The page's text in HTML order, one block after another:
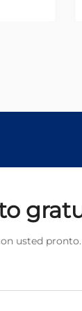
a
y
usted pronto.